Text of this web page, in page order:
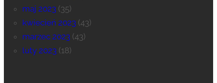
maj 2023 (35)
kwiecień 2023 (43)
marzec 2023 (43)
luty 2023 (18)